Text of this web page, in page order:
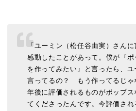
「ユーミン（松任谷由実）さんに
感動したことがあって。僕が『
を作ってみたい』と言ったら、
言ってるの？ もう作ってるじゃ
年後に評価されるものがポップス
てくださったんです。今評価さ